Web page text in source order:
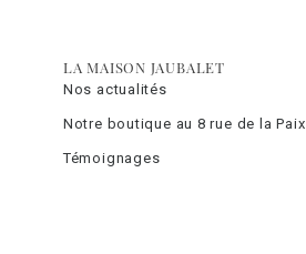
LA MAISON JAUBALET
Nos actualités
Notre boutique au 8 rue de la Paix
Témoignages